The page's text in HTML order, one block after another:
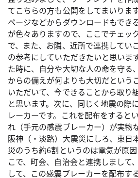
てこちらの方も公開をしてまいりま
ページなどからダウンロードもでき
が色々ありますので、ここでチェッ
で、また、お隣、近所で連携してい
の参考にしていただきたいと思いま
た時に、自分や大切な人の命を守る
からの備えが何よりも大切だという
いただいて、今できることから取り
と思います。次に、同じく地震の際
レーカーです。これを配布をすると
れ（手元の感震ブレーカー）が実物
阪神（・淡路）大震災にしろ、東日
災のうち約6割というのは電気が原
こで、町会、自治会と連携しまして
して、この感震ブレーカーを配布す